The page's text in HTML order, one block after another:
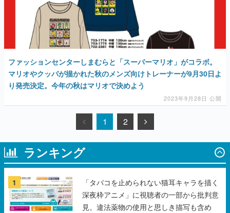
ファッションセンターしまむらと「スーパーマリオ」がコラボ。
マリオやクッパが描かれた秋のメンズ向けトレーナーが9月30日よ
り発売決定。今年の秋はマリオで決めよう
2023年9月28日 公開
1 2
ランキング
1
「タバコを止められない猫耳キャラを描く
深夜枠アニメ」に視聴者の一部から批判意
見。違法薬物の使用と思しき描写も含め